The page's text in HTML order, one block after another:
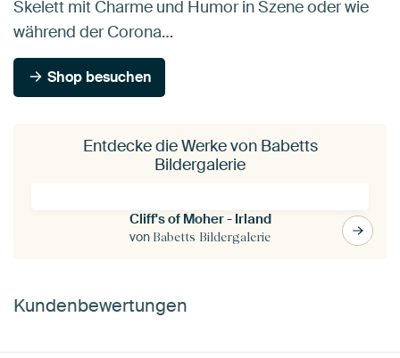
Skelett mit Charme und Humor in Szene oder wie
während der Corona…
Shop besuchen
Entdecke die Werke von Babetts
Bildergalerie
Cliff's of Moher - Irland
von Babetts Bildergalerie
Kundenbewertungen